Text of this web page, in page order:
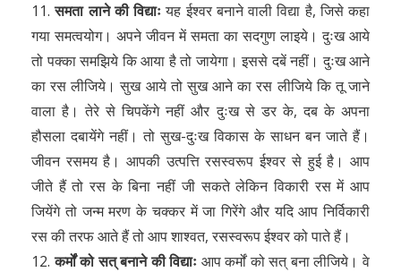
11.समता लाने की विद्याःयह ईश्वर बनाने वाली विद्या है, जिसे कहा
गया समत्वयोग। अपने जीवन में समता का सदगुण लाइये। दुःख आये
तो पक्का समझिये कि आया है तो जायेगा। इससे दबें नहीं। दुःख आने
का रस लीजिये। सुख आये तो सुख आने का रस लीजिये कि तू जाने
वाला है। तेरे से चिपकेंगे नहीं और दुःख से डर के, दब के अपना
हौसला दबायेंगे नहीं। तो सुख-दुःख विकास के साधन बन जाते हैं।
जीवन रसमय है। आपकी उत्पत्ति रसस्वरूप ईश्वर से हुई है। आप
जीते हैं तो रस के बिना नहीं जी सकते लेकिन विकारी रस में आप
जियेंगे तो जन्म मरण के चक्कर में जा गिरेंगे और यदि आप निर्विकारी
रस की तरफ आते हैं तो आप शाश्वत, रसस्वरूप ईश्वर को पाते हैं।
12.कर्मों को सत् बनाने की विद्याः आप कर्मों को सत् बना लीजिये। वे